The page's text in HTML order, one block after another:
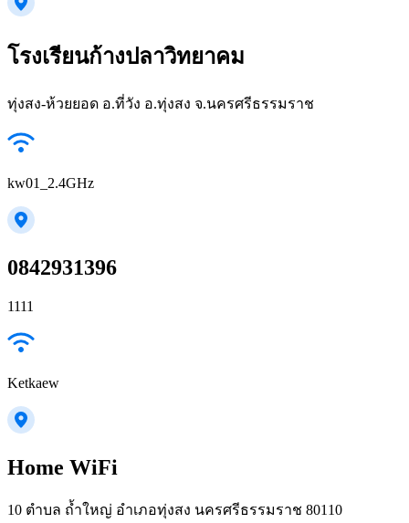
โรงเรียนก้างปลาวิทยาคม
ทุ่งสง-ห้วยยอด อ.ที่วัง อ.ทุ่งสง จ.นครศรีธรรมราช
kw01_2.4GHz
0842931396
1111
Ketkaew
Home WiFi
10 ตำบล ถ้ำใหญ่ อำเภอทุ่งสง นครศรีธรรมราช 80110